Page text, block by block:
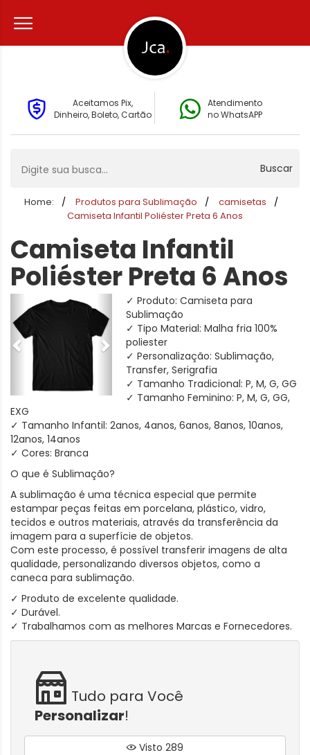
Aceitamos Pix,
Dinheiro, Boleto, Cartão
Atendimento
no WhatsAPP
Buscar
Home: Produtos para Sublimação
camisetas
Camiseta Infantil Poliéster Preta 6 Anos
Camiseta Infantil
Poliéster Preta 6 Anos
✓ Produto: Camiseta para
Sublimação
✓ Tipo Material: Malha fria 100%
poliester
✓ Personalização: Sublimação,
Transfer, Serigrafia
✓ Tamanho Tradicional: P, M, G, GG
✓ Tamanho Feminino: P, M, G, GG,
EXG
✓ Tamanho Infantil: 2anos, 4anos, 6anos, 8anos, 10anos,
12anos, 14anos
✓ Cores: Branca
O que é Sublimação?
A sublimação é uma técnica especial que permite
estampar peças feitas em porcelana, plástico, vidro,
tecidos e outros materiais, através da transferência da
imagem para a superfície de objetos.
Com este processo, é possível transferir imagens de alta
qualidade, personalizando diversos objetos, como a
caneca para sublimação.
✓ Produto de excelente qualidade.
✓ Durável.
✓ Trabalhamos com as melhores Marcas e Fornecedores.
Tudo para Você
Personalizar!
Visto 289